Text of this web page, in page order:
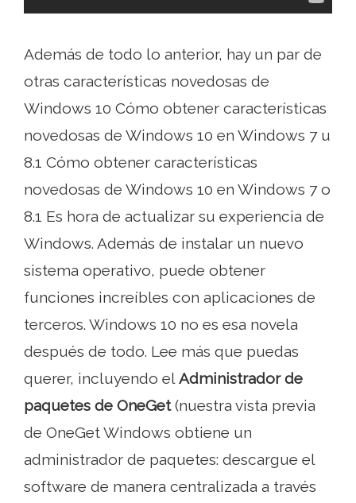
Además de todo lo anterior, hay un par de
otras características novedosas de
Windows 10 Cómo obtener características
novedosas de Windows 10 en Windows 7 u
8.1 Cómo obtener características
novedosas de Windows 10 en Windows 7 o
8.1 Es hora de actualizar su experiencia de
Windows. Además de instalar un nuevo
sistema operativo, puede obtener
funciones increíbles con aplicaciones de
terceros. Windows 10 no es esa novela
después de todo. Lee más que puedas
querer, incluyendo el Administrador de
paquetes de OneGet(nuestra vista previa
de OneGet Windows obtiene un
administrador de paquetes: descargue el
software de manera centralizada a través